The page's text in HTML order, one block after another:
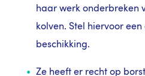
haar werk onderbreken
kolven. Stel hiervoor
beschikking.
Ze heeft er recht op